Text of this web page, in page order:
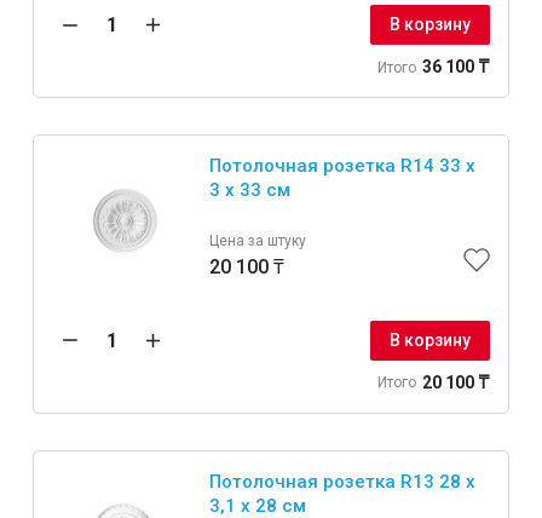
В корзину
Итого 36 100 ₸
Потолочная розетка R14 33 x
3 x 33 см
Цена за штуку
20 100 ₸
В корзину
Итого 20 100 ₸
Потолочная розетка R13 28 x
3,1 x 28 см